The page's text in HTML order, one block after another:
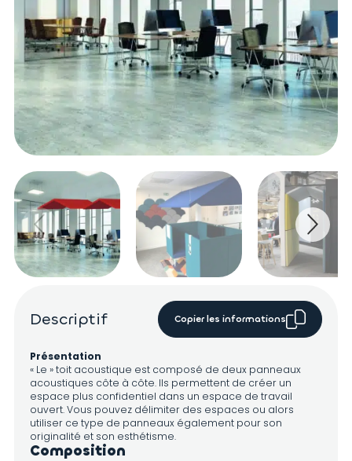
Descriptif Copier les informations
Présentation
« Le » toit acoustique est composé de deux panneaux
acoustiques côte à côte. Ils permettent de créer un
espace plus confidentiel dans un espace de travail
ouvert. Vous pouvez délimiter des espaces ou alors
utiliser ce type de panneaux également pour son
originalité et son esthétisme.
Composition